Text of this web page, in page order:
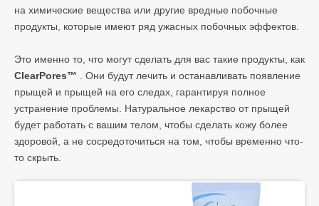
на химические вещества или другие вредные побочные
продукты, которые имеют ряд ужасных побочных эффектов.
Это именно то, что могут сделать для вас такие продукты, как
ClearPores™ . Они будут лечить и останавливать появление
прыщей и прыщей на его следах, гарантируя полное
устранение проблемы. Натуральное лекарство от прыщей
будет работать с вашим телом, чтобы сделать кожу более
здоровой, а не сосредоточиться на том, чтобы временно что-
то скрыть.